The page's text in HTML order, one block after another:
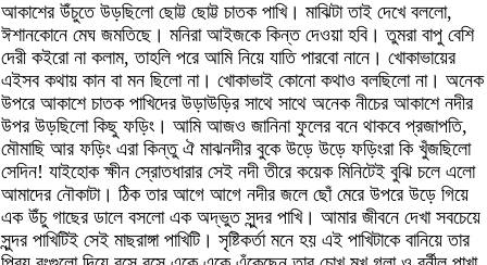
আকাশের উঁচুতে উড়ছিলো ছোট্ট ছোট্ট চাতক পাখি। মাঝিটা তাই দেখে বললো,
ঈশানকোনে মেঘ জমতিছে। মনিরা আইজকে কিন্ত দেওয়া হবি। তুমরা বাপু বেশি
দেরী কইরো না কলাম, তাহলি পরে আমি নিয়ে যাতি পারবো নানে। খোকাভায়ের
এইসব কথায় কান বা মন ছিলো না। খোকাভাই কোনো কথাও বলছিলো না। অনেক
উপরে আকাশে চাতক পাখিদের উড়াউড়ির সাথে সাথে অনেক নীচের আকাশে নদীর
উপর উড়ছিলো কিছু ফড়িং। আমি আজও জানিনা ফুলের বনে থাকবে প্রজাপতি,
মৌমাছি আর ফড়িং এরা কিন্তু ঐ মাঝনদীর বুকে উড়ে উড়ে ফড়িংরা কি খুঁজছিলো
সেদিন! যাইহোক ক্ষীন স্রোতধারার সেই নদী তীরে কয়েক মিনিটেই বুঝি চলে এলো
আমাদের নৌকাটা। ঠিক তার আগে আগে নদীর জলে ছোঁ মেরে উপরে উড়ে গিয়ে
এক উঁচু গাছের ডালে বসলো এক অদ্ভুত সুন্দর পাখি। আমার জীবনে দেখা সবচেয়ে
সুন্দর পাখিটিই সেই মাছরাঙ্গা পাখিটি। সৃষ্টিকর্তা মনে হয় এই পাখিটাকে বানিয়ে তার